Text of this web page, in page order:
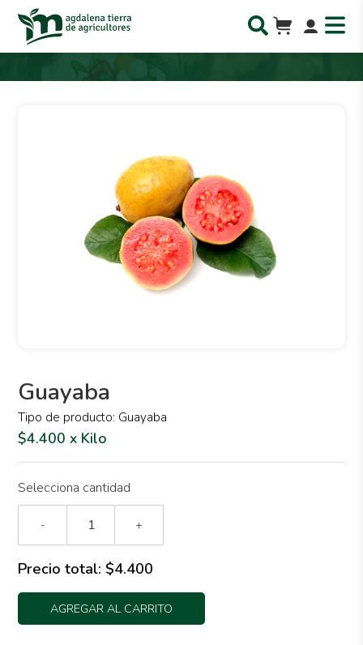
Guayaba
Tipo de producto: Guayaba
$4.400 x Kilo
Selecciona cantidad
- +
Precio total: $4.400
AGREGAR AL CARRITO